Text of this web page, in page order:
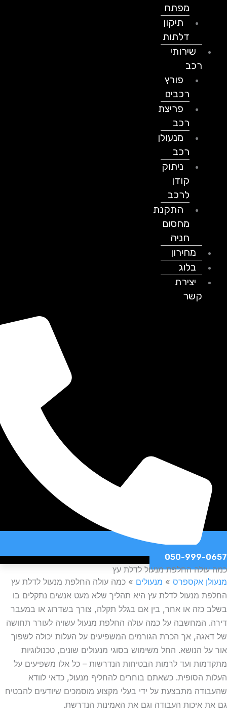
מפתח
תיקון
דלתות
שירותי
פורץ
רכבים
פריצת
מנעולן
ניתוק
לרכב
התקנת
מחסום
חניה
מחירון
בלוג
יצירת
קשר
050-999-
החלפת מנעול לדלת עץ
אקספרס»מנעולים»כמה עולה החלפת מנעול לדלת עץ
מנעול לדלת עץ היא תהליך שלא מעט אנשים נתקלים בו
כזה או אחר, בין אם בגלל תקלה, צורך בשדרוג או במעבר
המחשבה על כמה עולה החלפת מנעול עשויה לעורר תחושה
אך הכרת הגורמים המשפיעים על העלות יכולה לשפוך
הנושא. החל משימוש בסוגי מנעולים שונים, טכנולוגיות
ועד לרמות הבטיחות הנדרשות – כל אלו משפיעים על
הסופית. כשאתם בוחרים להחליף מנעול, כדאי לוודא
מתבצעת על ידי בעלי מקצוע מוסמכים שיודעים להבטיח
איכות העבודה וגם את האמינות הנדרשת.